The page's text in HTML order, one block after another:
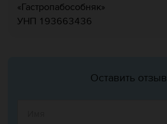
«Гастропабособняк»
УНП 193663436
Оставить отзыв